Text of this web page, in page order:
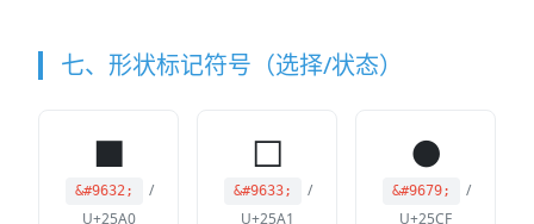
七、形状标记符号（选择/状态）
■
&#9632;
/
U+25A0
□
&#9633;
/
U+25A1
●
&#9679;
/
U+25CF